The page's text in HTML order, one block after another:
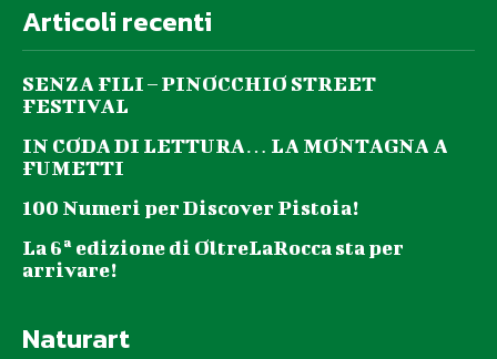
Articoli recenti
SENZA FILI – PINOCCHIO STREET
FESTIVAL
IN CODA DI LETTURA… LA MONTAGNA A
FUMETTI
100 Numeri per Discover Pistoia!
La 6ª edizione di OltreLaRocca sta per
arrivare!
Naturart